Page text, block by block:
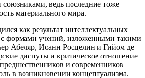
ведь последние тоже
материального мира.
как результат интеллектуальных
с формами учений, изложенными такими
Абеляр, Иоанн Росцелин и Гийом де
диспуты и критическое отношение
и современников
в возникновении концептуализма.